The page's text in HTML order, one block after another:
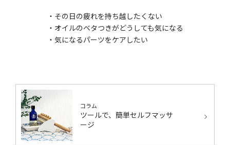
・その日の疲れを持ち越したくない
・オイルのベタつきがどうしても気になる
・気になるパーツをケアしたい
コラム
ツールで、簡単セルフマッサ
ージ